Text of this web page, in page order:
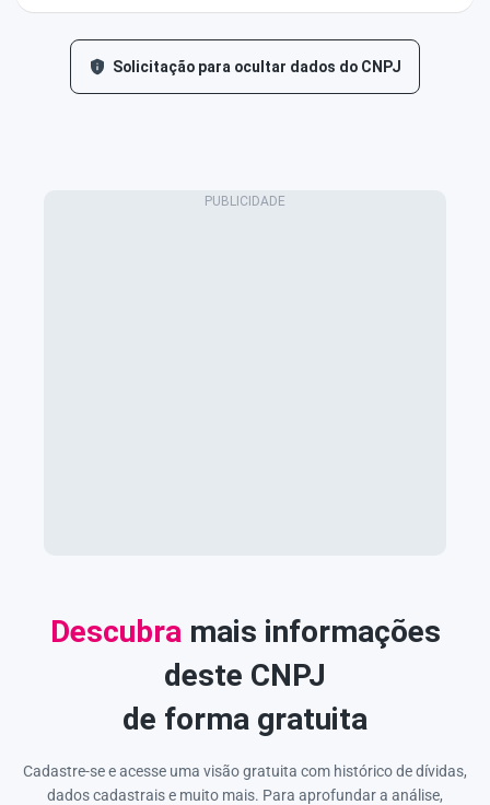
Solicitação para ocultar dados do CNPJ
Descubra mais informações
deste CNPJ
de forma gratuita
Cadastre-se e acesse uma visão gratuita com histórico de dívidas,
dados cadastrais e muito mais. Para aprofundar a análise,